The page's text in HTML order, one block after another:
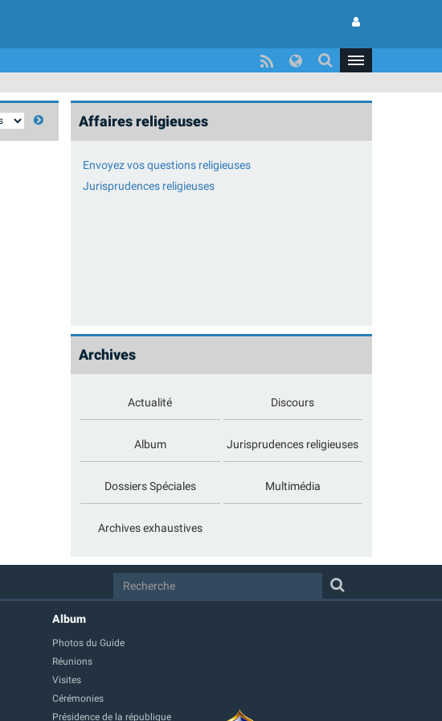
Affaires religieuses
Envoyez vos questions religieuses
Jurisprudences religieuses
Archives
Actualité Discours
Album Jurisprudences religieuses
Dossiers Spéciales Multimédia
Archives exhaustives
Album
Photos du Guide
Réunions
Visites
Cérémonies
Présidence de la république